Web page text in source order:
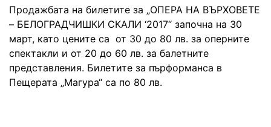
Продажбата на билетите за „ОПЕРА НА ВЪРХОВЕТЕ
– БЕЛОГРАДЧИШКИ СКАЛИ ‘2017“ започна на 30
март, като цените са от 30 до 80 лв. за оперните
спектакли и от 20 до 60 лв. за балетните
представления. Билетите за пърформанса в
Пещерата „Магура“ са по 80 лв.